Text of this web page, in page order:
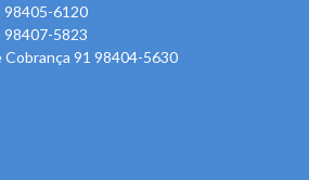
98405-6120
98407-5823
91 98404-5630